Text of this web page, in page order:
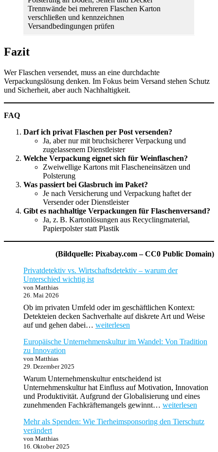
Trennwände bei mehreren Flaschen Karton
verschließen und kennzeichnen
Versandbedingungen prüfen
Fazit
Wer Flaschen versendet, muss an eine durchdachte
Verpackungslösung denken. Im Fokus beim Versand stehen Schutz
und Sicherheit, aber auch Nachhaltigkeit.
FAQ
Darf ich privat Flaschen per Post versenden?
Ja, aber nur mit bruchsicherer Verpackung und
zugelassenem Dienstleister
Welche Verpackung eignet sich für Weinflaschen?
Zweiwellige Kartons mit Flascheneinsätzen und
Polsterung
Was passiert bei Glasbruch im Paket?
Je nach Versicherung und Verpackung haftet der
Versender oder Dienstleister
Gibt es nachhaltige Verpackungen für Flaschenversand?
Ja, z. B. Kartonlösungen aus Recyclingmaterial,
Papierpolster statt Plastik
(Bildquelle: Pixabay.com – CC0 Public Domain)
Privatdetektiv vs. Wirtschaftsdetektiv – warum der
Unterschied wichtig ist
von Matthias
26. Mai 2026
Ob im privaten Umfeld oder im geschäftlichen Kontext:
Detekteien decken Sachverhalte auf diskrete Art und Weise
auf und gehen dabei… Privatdetektiv
Wirtschaftsdetektiv
Unterschied
wichtig
ist
weiterlesen
Europäische Unternehmenskultur im Wandel: Von Tradition
zu Innovation
von Matthias
29. Dezember 2025
Warum Unternehmenskultur entscheidend ist
Unternehmenskultur hat Einfluss auf Motivation, Innovation
und Produktivität. Aufgrund der Globalisierung und eines
zunehmenden Fachkräftemangels gewinnt… Europäische
im
weiterlesen
Mehr als Spenden: Wie Tierheimsponsoring den Tierschutz
verändert
von Matthias
16. Oktober 2025